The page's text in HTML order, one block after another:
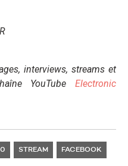
interviews, streams et
YouTube Electronic
STREAM FACEBOOK